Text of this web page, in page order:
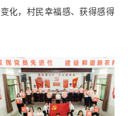
化，村民幸福感、获得感得